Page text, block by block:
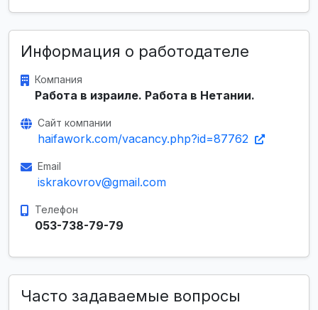
Информация о работодателе
Компания
Работа в израиле. Работа в Нетании.
Сайт компании
haifawork.com/vacancy.php?id=87762
Email
iskrakovrov@gmail.com
Телефон
053-738-79-79
Часто задаваемые вопросы